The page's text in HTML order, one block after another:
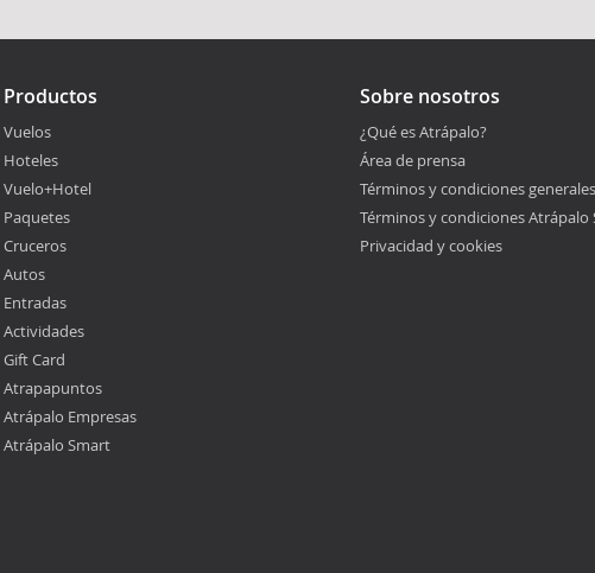
Productos
Vuelos
Hoteles
Vuelo+Hotel
Paquetes
Cruceros
Autos
Entradas
Actividades
Gift Card
Atrapapuntos
Atrápalo Empresas
Atrápalo Smart
Sobre nosotros
¿Qué es Atrápalo?
Área de prensa
Términos y condiciones generales
Términos y condiciones Atrápalo
Privacidad y cookies